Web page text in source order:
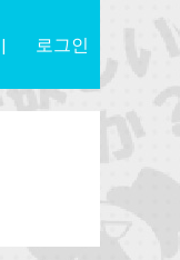
로그인